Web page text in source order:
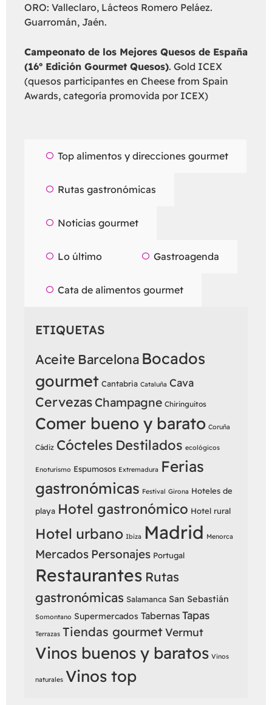
ORO: Valleclaro, Lácteos Romero Peláez.
Guarromán, Jaén.
Campeonato de los Mejores Quesos de España
(16º Edición Gourmet Quesos). Gold ICEX
(quesos participantes en Cheese from Spain
Awards, categoría promovida por ICEX)
Top alimentos y direcciones gourmet
Rutas gastronómicas
Noticias gourmet
Lo último Gastroagenda
Cata de alimentos gourmet
ETIQUETAS
Aceite Barcelona Bocados
gourmet Cantabria Cataluña Cava
Cervezas Champagne Chiringuitos
Comer bueno y barato Coruña
Cádiz Cócteles Destilados ecológicos
Enoturismo Espumosos Extremadura Ferias
gastronómicas Festival Girona Hoteles de
playa Hotel gastronómico Hotel rural
Hotel urbano Ibiza Madrid Menorca
Mercados Personajes Portugal
Restaurantes Rutas
gastronómicas Salamanca San Sebastián
Somontano Supermercados Tabernas Tapas
Terrazas Tiendas gourmetVermut
Vinos buenos y baratos Vinos
naturales Vinos top